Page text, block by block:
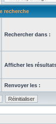
recherche
Rechercher dans :
Afficher les
Renvoyer les :